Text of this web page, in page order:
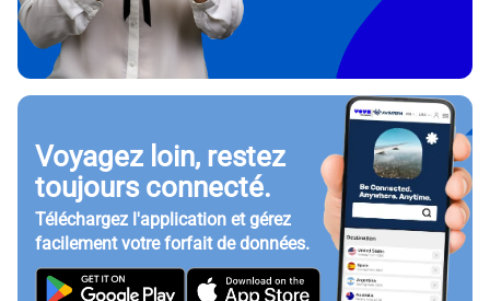
Voyagez loin, restez
toujours connecté.
Téléchargez l'application et gérez
facilement votre forfait de données.